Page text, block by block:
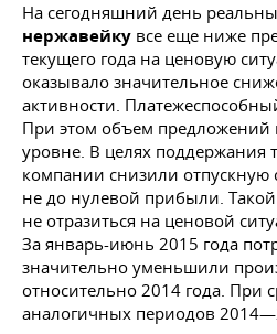
На сегодняшний день
нержавейку все еще ниже
текущего года на ценовую
оказывало значительное
активности.
При этом объем предложений
уровне. В целях поддержания
компании снизили отпускную
не до нулевой прибыли.
не отразиться на ценовой
За январь-июнь 2015 года
значительно уменьшили
относительно 2014 года. При
аналогичных периодов